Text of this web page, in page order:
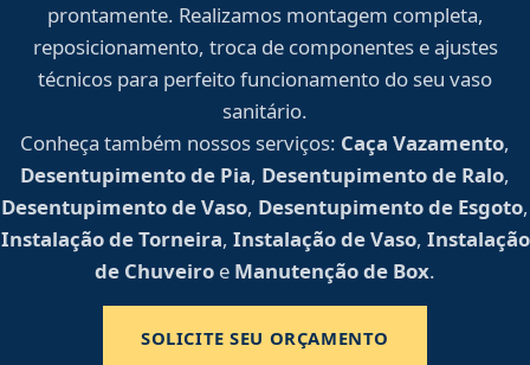
prontamente. Realizamos montagem completa,
reposicionamento, troca de componentes e ajustes
técnicos para perfeito funcionamento do seu vaso
sanitário.
Conheça também nossos serviços: Caça Vazamento,
Desentupimento de Pia, Desentupimento de Ralo,
Desentupimento de Vaso, Desentupimento de Esgoto,
Instalação de Torneira, Instalação de Vaso, Instalação
de Chuveiro e Manutenção de Box.
SOLICITE SEU ORÇAMENTO